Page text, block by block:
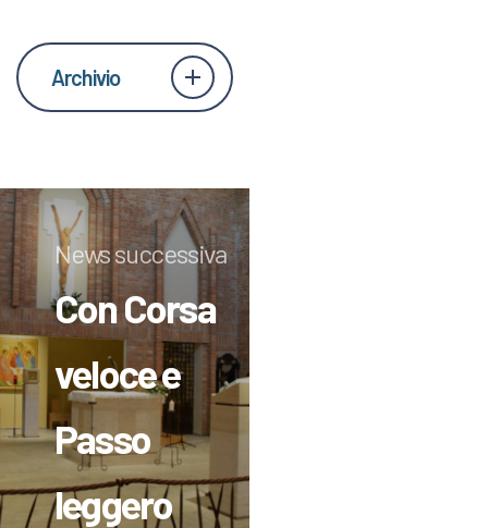
Archivio
News successiva
Con Corsa
veloce e
Passo
leggero